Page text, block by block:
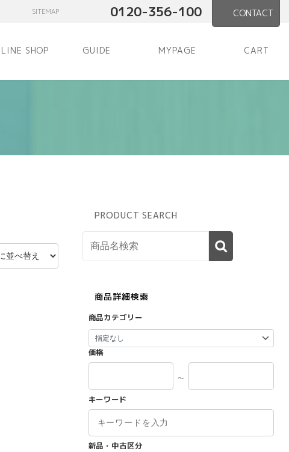
SITEMAP 0120-356-100 CONTACT
SHOP GUIDE MYPAGE CART
PRODUCT SEARCH
商品詳細検索
商品カテゴリー
価格
～
キーワード
新品・中古区分